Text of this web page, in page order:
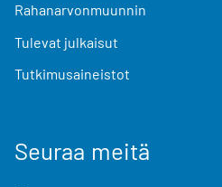
Rahanarvonmuunnin
Tulevat julkaisut
Tutkimusaineistot
Seuraa meitä